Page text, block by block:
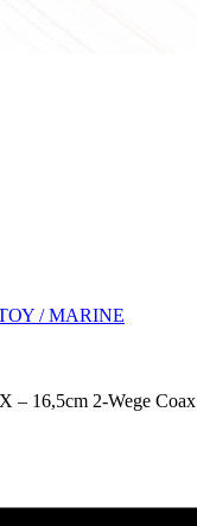
/ MARINE
– 16,5cm 2-Wege Coax